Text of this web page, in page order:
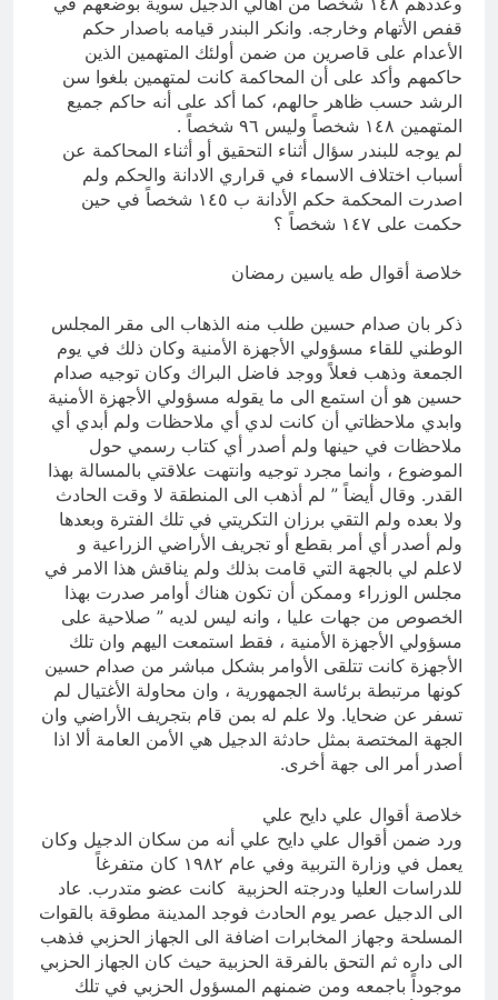
قفص الأتهام وخارجه. وانكر البندر قيامه باصدار حكم
الأعدام على قاصرين من ضمن أولئك المتهمين الذين
حاكمهم وأكد على أن المحاكمة كانت لمتهمين بلغوا سن
الرشد حسب ظاهر حالهم، كما أكد على أنه حاكم جميع
المتهمين ١٤٨ شخصاً وليس ٩٦ شخصاً .
لم يوجه للبندر سؤال أثناء التحقيق أو أثناء المحاكمة عن
أسباب اختلاف الاسماء في قراري الادانة والحكم ولم
اصدرت المحكمة حكم الأدانة ب ١٤٥ شخصاً في حين
حكمت على ١٤٧ شخصاً ؟
خلاصة أقوال طه ياسين رمضان
ذكر بان صدام حسين طلب منه الذهاب الى مقر المجلس
الوطني للقاء مسؤولي الأجهزة الأمنية وكان ذلك في يوم
الجمعة وذهب فعلاً ووجد فاضل البراك وكان توجيه صدام
حسين هو أن استمع الى ما يقوله مسؤولي الأجهزة الأمنية
وابدي ملاحظاتي أن كانت لدي أي ملاحظات ولم أبدي أي
ملاحظات في حينها ولم أصدر أي كتاب رسمي حول
الموضوع ، وانما مجرد توجيه وانتهت علاقتي بالمسالة بهذا
القدر. وقال أيضاً ” لم أذهب الى المنطقة لا وقت الحادث
ولا بعده ولم التقي برزان التكريتي في تلك الفترة وبعدها
ولم أصدر أي أمر بقطع أو تجريف الأراضي الزراعية و
لاعلم لي بالجهة التي قامت بذلك ولم يناقش هذا الامر في
مجلس الوزراء وممكن أن تكون هناك أوامر صدرت بهذا
الخصوص من جهات عليا ، وانه ليس لديه ” صلاحية على
مسؤولي الأجهزة الأمنية ، فقط استمعت اليهم وان تلك
الأجهزة كانت تتلقى الأوامر بشكل مباشر من صدام حسين
كونها مرتبطة برئاسة الجمهورية ، وان محاولة الأغتيال لم
تسفر عن ضحايا. ولا علم له بمن قام بتجريف الأراضي وان
الجهة المختصة بمثل حادثة الدجيل هي الأمن العامة ألا اذا
أصدر أمر الى جهة أخرى.
خلاصة أقوال علي دايح علي
ورد ضمن أقوال علي دايح علي أنه من سكان الدجيل وكان
يعمل في وزارة التربية وفي عام ١٩٨٢ كان متفرغاً
للدراسات العليا ودرجته الحزبية كانت عضو متدرب. عاد
الى الدجيل عصر يوم الحادث فوجد المدينة مطوقة بالقوات
المسلحة وجهاز المخابرات اضافة الى الجهاز الحزبي فذهب
الى داره ثم التحق بالفرقة الحزبية حيث كان الجهاز الحزبي
موجوداً باجمعه ومن ضمنهم المسؤول الحزبي في تلك